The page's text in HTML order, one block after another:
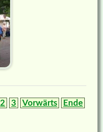
2 3 Vorwärts Ende